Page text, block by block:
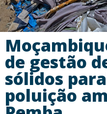
de gestão
sólidos
poluição